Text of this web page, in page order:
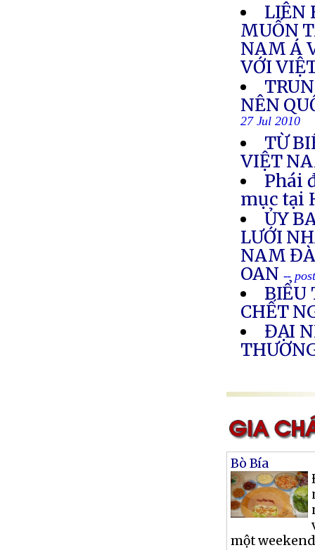
LIÊN
MUỐN
NAM Á
VỚI
NÊN
27 Jul 2010
TỪ
VIỆT
Phái
mục tại
ỦY
LƯỚI
NAM
OAN --
BIỂU
CHẾT
ĐẠI
Bò Bía
một